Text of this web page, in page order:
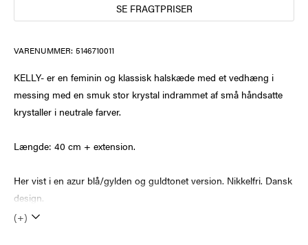
SE FRAGTPRISER
VARENUMMER: 5146710011
KELLY- er en feminin og klassisk halskæde med et vedhæng i
messing med en smuk stor krystal indrammet af små håndsatte
krystaller i neutrale farver.
Længde: 40 cm + extension.
Her vist i en azur blå/gylden og guldtonet version. Nikkelfri. Dansk
design.
(+)